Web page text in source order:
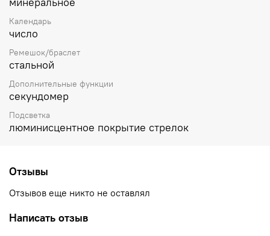
Календарь
число
Ремешок/браслет
стальной
Дополнительные функции
секундомер
Подсветка
люминисцентное покрытие стрелок
Отзывы
Отзывов еще никто не оставлял
Написать отзыв